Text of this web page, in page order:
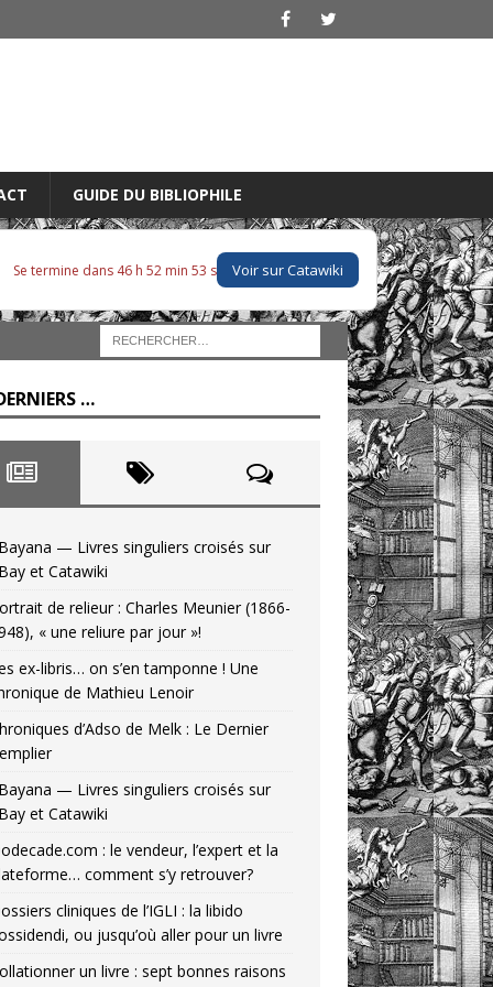
GUIDE DU BIBLIOPHILE
Se termine dans 46 h 52 min 51 s Voir sur Catawiki
…
— Livres singuliers croisés sur
et Catawiki
de relieur : Charles Meunier (1866-
« une reliure par jour »!
ex-libris… on s’en tamponne ! Une
de Mathieu Lenoir
d’Adso de Melk : Le Dernier
— Livres singuliers croisés sur
et Catawiki
: le vendeur, l’expert et la
comment s’y retrouver?
cliniques de l’IGLI : la libido
ou jusqu’où aller pour un livre
un livre : sept bonnes raisons